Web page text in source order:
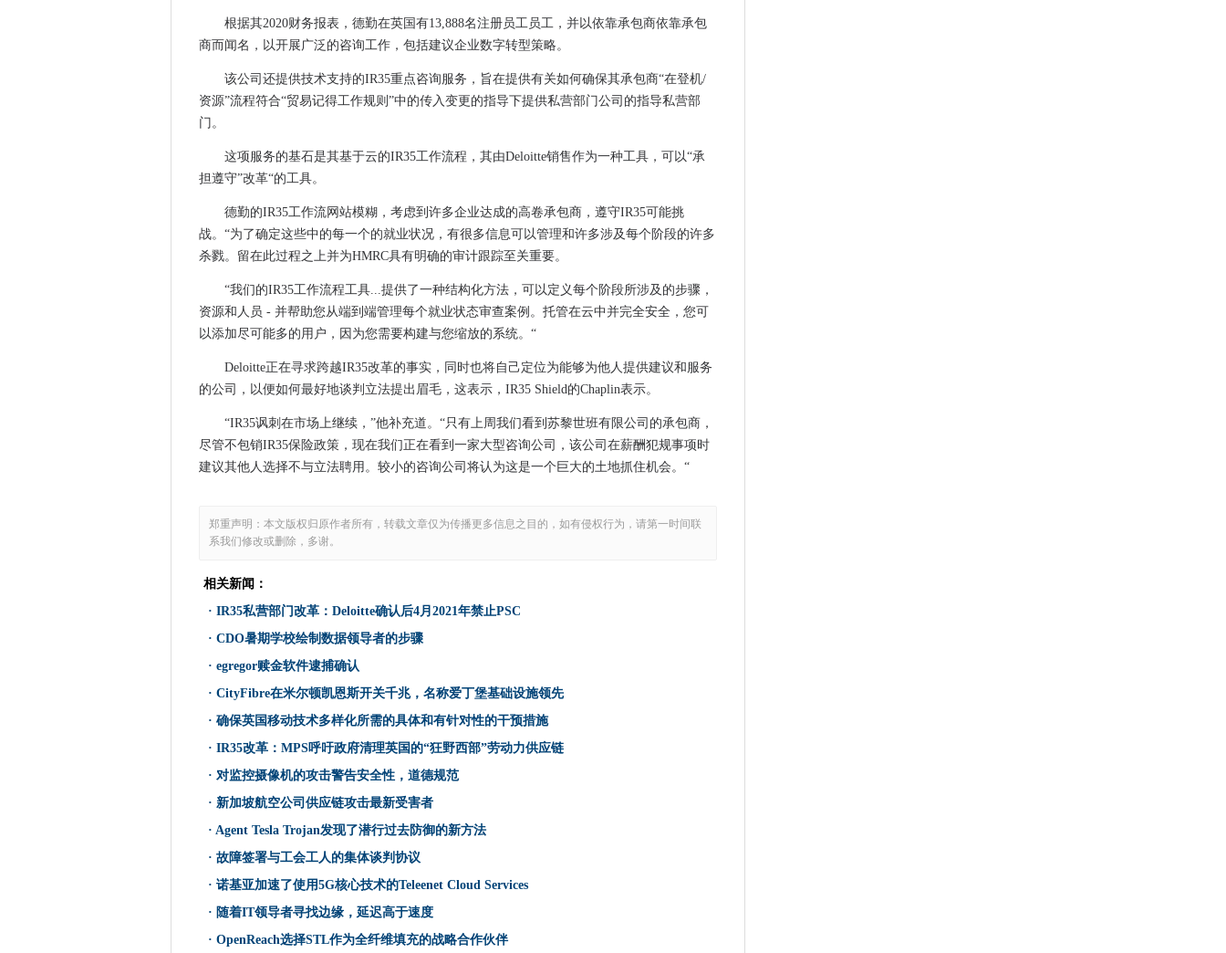
IR35私营部门改革：IT承包商警告者警惕不合规的伞形公司
在网络中的性别平等进展仍然很慢
三分之二的Cisos表示，他们今年将成为网络攻击受害者
确保英国移动技术多样化所需的具体和有针对性的干预措施
用恶意电子邮件轰炸金融监管机构
戴尔投注继续回家致力于推动PC需求
BT为橡木国家学院提供数据收取的数据
IR35改革：MPS呼吁政府清理英国的“狂野西部”劳动力供应链
Solarwinds在违规调查中追逐多个引线
BT连接荷兰外交官
澳大利亚公司慢慢地关闭大型机
福特使Google更优先的云合作伙伴进行下一代连接的汽车推送
新加坡航空公司供应链攻击最新受害者
GDS寻求Identity保障计划的董事
多枢轴产品线到遥控工作
Agent Tesla Trojan发现了潜行过去防御的新方法
故障签署与工会工人的集体谈判协议
NetBackup 9增加了具有超融合备份选项的灵活性
IFS升起单平台云交付，因为它出价ERP Adieu
朝鲜国家攻击合法的安全研究人员
诺基亚加速了使用5G核心技术的Teleenet Cloud Services
在ISS上的HPE：在太空中，没有人可以听到你的CPU球迷
Singtel落在供应链攻击时
HMRC标志重新制作，三年的公共云交易AWS价值940万英镑
IR35改革：HMRC否认了“崭露头角”的数据集，这些数据集可以摆脱盗贼球员的伞部门
MAS提供有关减轻供应链威胁的指导
OpenReach选择STL作为全纤维填充的战略合作伙伴
根据其2020财务报表，德勤在英国有13,888名注册员工员工，并以依靠承包商依靠承包
商而闻名，以开展广泛的咨询工作，包括建议企业数字转型策略。
该公司还提供技术支持的IR35重点咨询服务，旨在提供有关如何确保其承包商“在登机/
资源”流程符合“贸易记得工作规则”中的传入变更的指导下提供私营部门公司的指导私营部
门。
这项服务的基石是其基于云的IR35工作流程，其由Deloitte销售作为一种工具，可以“承
担遵守”改革“的工具。
德勤的IR35工作流网站模糊，考虑到许多企业达成的高卷承包商，遵守IR35可能挑
战。“为了确定这些中的每一个的就业状况，有很多信息可以管理和许多涉及每个阶段的许多
杀戮。留在此过程之上并为HMRC具有明确的审计跟踪至关重要。
“我们的IR35工作流程工具...提供了一种结构化方法，可以定义每个阶段所涉及的步骤，
资源和人员 - 并帮助您从端到端管理每个就业状态审查案例。托管在云中并完全安全，您可
以添加尽可能多的用户，因为您需要构建与您缩放的系统。“
Deloitte正在寻求跨越IR35改革的事实，同时也将自己定位为能够为他人提供建议和服务
的公司，以便如何最好地谈判立法提出眉毛，这表示，IR35 Shield的Chaplin表示。
“IR35讽刺在市场上继续，”他补充道。“只有上周我们看到苏黎世班有限公司的承包商，
尽管不包销IR35保险政策，现在我们正在看到一家大型咨询公司，该公司在薪酬犯规事项时
建议其他人选择不与立法聘用。较小的咨询公司将认为这是一个巨大的土地抓住机会。“
郑重声明：本文版权归原作者所有，转载文章仅为传播更多信息之目的，如有侵权行为，请第一时间联
系我们修改或删除，多谢。
相关新闻：
· IR35私营部门改革：Deloitte确认后4月2021年禁止PSC
· CDO暑期学校绘制数据领导者的步骤
· egregor赎金软件逮捕确认
· CityFibre在米尔顿凯恩斯开关千兆，名称爱丁堡基础设施领先
· 确保英国移动技术多样化所需的具体和有针对性的干预措施
· IR35改革：MPS呼吁政府清理英国的“狂野西部”劳动力供应链
· 对监控摄像机的攻击警告安全性，道德规范
· 新加坡航空公司供应链攻击最新受害者
· Agent Tesla Trojan发现了潜行过去防御的新方法
· 故障签署与工会工人的集体谈判协议
· 诺基亚加速了使用5G核心技术的Teleenet Cloud Services
· 随着IT领导者寻找边缘，延迟高于速度
· OpenReach选择STL作为全纤维填充的战略合作伙伴